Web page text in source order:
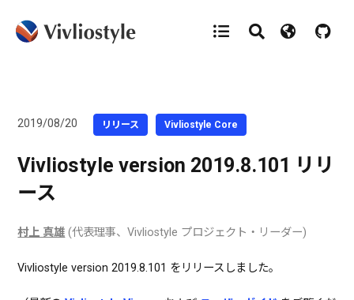
2019/08/20 リリース Vivliostyle Core
Vivliostyle version 2019.8.101 リリ
ース
村上 真雄 (代表理事、Vivliostyle プロジェクト・リーダー)
Vivliostyle version 2019.8.101 をリリースしました。